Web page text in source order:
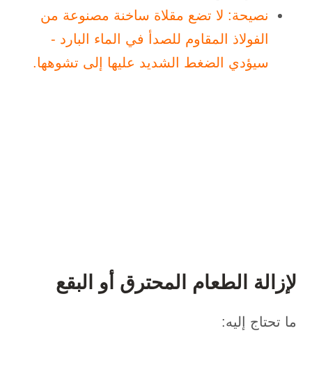
نصيحة: لا تضع مقلاة ساخنة مصنوعة من
الفولاذ المقاوم للصدأ في الماء البارد -
سيؤدي الضغط الشديد عليها إلى تشوهها.
لإزالة الطعام المحترق أو البقع
ما تحتاج إليه: